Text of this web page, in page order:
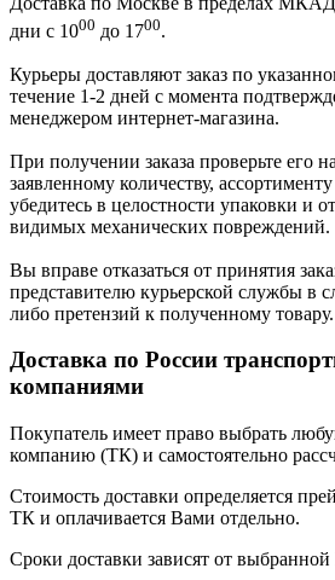
дни с 1000 до 1700.
Курьеры доставляют заказ по
течение 1-2 дней с момента
менеджером интернет-магазина.
При получении заказа проверьте его
заявленному количеству,
убедитесь в целостности упаковки и
видимых механических повреждений.
Вы вправе отказаться от принятия
представителю курьерской службы в
либо претензий к полученному товару.
Доставка по России
компаниями
Покупатель имеет право выбрать
компанию (ТК) и самостоятельно
Стоимость доставки определяется
ТК и оплачивается Вами отдельно.
Сроки доставки зависят от